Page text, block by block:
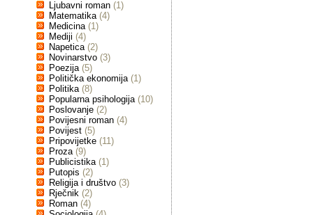
Ljubavni roman (1)
Matematika (4)
Medicina (1)
Mediji (4)
Napetica (2)
Novinarstvo (3)
Poezija (5)
Politička ekonomija (1)
Politika (8)
Popularna psihologija (10)
Poslovanje (2)
Povijesni roman (4)
Povijest (5)
Pripovijetke (11)
Proza (9)
Publicistika (1)
Putopis (2)
Religija i društvo (3)
Rječnik (2)
Roman (4)